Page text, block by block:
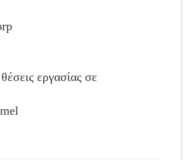
θέσεις εργασίας σε